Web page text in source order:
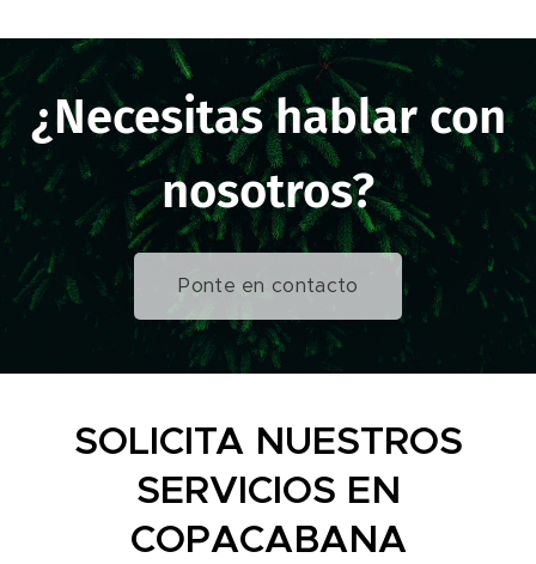
¿Necesitas hablar con
nosotros?
Ponte en contacto
SOLICITA NUESTROS
SERVICIOS EN
COPACABANA